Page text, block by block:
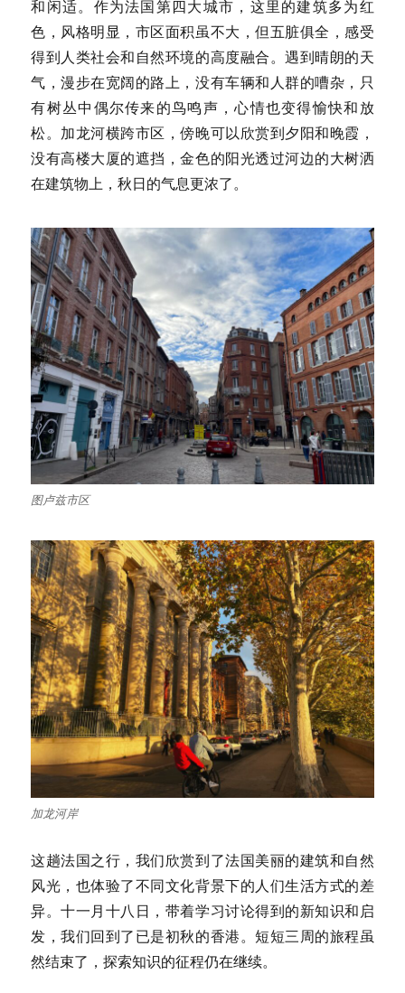
和闲适。作为法国第四大城市，这里的建筑多为红
色，风格明显，市区面积虽不大，但五脏俱全，感受
得到人类社会和自然环境的高度融合。遇到晴朗的天
气，漫步在宽阔的路上，没有车辆和人群的嘈杂，只
有树丛中偶尔传来的鸟鸣声，心情也变得愉快和放
松。加龙河横跨市区，傍晚可以欣赏到夕阳和晚霞，
没有高楼大厦的遮挡，金色的阳光透过河边的大树洒
在建筑物上，秋日的气息更浓了。
图卢兹市区
加龙河岸
这趟法国之行，我们欣赏到了法国美丽的建筑和自然
风光，也体验了不同文化背景下的人们生活方式的差
异。十一月十八日，带着学习讨论得到的新知识和启
发，我们回到了已是初秋的香港。短短三周的旅程虽
然结束了，探索知识的征程仍在继续。